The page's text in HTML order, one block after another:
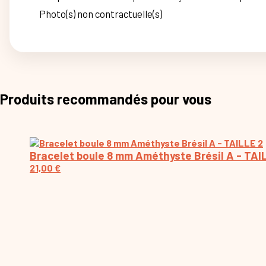
Photo(s) non contractuelle(s)
Produits recommandés pour vous
Bracelet boule 8 mm Améthyste Brésil A -
21,00 €